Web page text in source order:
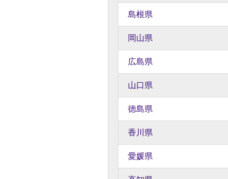
島根県
岡山県
広島県
山口県
徳島県
香川県
愛媛県